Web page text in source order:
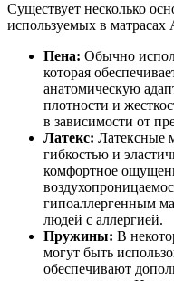
Существует несколько
используемых в матрасах
Пена: Обычно
которая
анатомическую
плотности и
в зависимости от
Латекс: Латексные
гибкостью и
комфортное
гипоаллергенным
людей с аллергией.
Пружины: В
могут быть
обеспечивают